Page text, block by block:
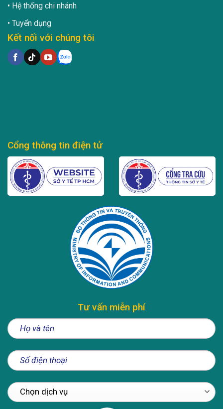
Hệ thống chi nhánh
Tuyển dụng
Kết nối với chúng tôi
Cổng thông tin điện tử
Tư vấn miễn phí